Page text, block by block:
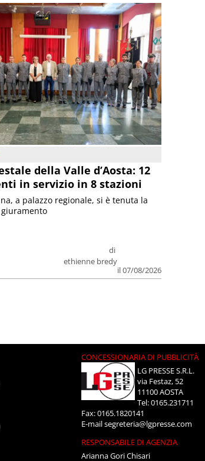
della Valle d’Aosta: 12
in servizio in 8 stazioni
di
ethienne bredy
il 07/08/2026
a palazzo regionale, si è tenuta la
CONCESSIONARIA DI PUBBLICITÀ
LG PRESSE S.R.L.
via Festaz, 52
11100 AOSTA
Tel: 0165.231711
Fax: 0165.1820141
E-mailsegreteria@lgpresse.com
RESPONSABILE DI AGENZIA
Arianna Gori Chisari